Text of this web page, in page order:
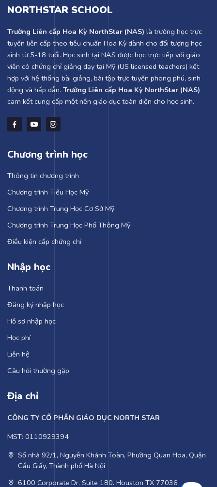
NORTHSTAR SCHOOL
Trường Liên cấp Hoa Kỳ NorthStar (NAS) là trường học trực
tuyến liên cấp theo tiêu chuẩn Hoa Kỳ dành cho đối tượng học
sinh từ 5-18 tuổi. Học sinh tại NAS được học trực tiếp với giáo
viên có chứng chỉ giảng dạy tại Mỹ (US licensed teachers) kết
hợp với hệ thống bài giảng, bài tập trực tuyến phong phú, sinh
động và hấp dẫn. Trường Liên cấp Hoa Kỳ NorthStar (NAS)
cam kết cung cấp một nền giáo dục toàn diện cho học sinh.
Chương trình học
Thông tin chương trình
Chương trình Tiểu Học Mỹ
Chương trình Trung Học Cơ Sở Mỹ
Chương trình Trung Học Phổ Thông Mỹ
Điều kiện cấp chứng chỉ
Nhập học
Thanh toán
Đăng ký nhập học
Hồ sơ nhập học
Học phí
Liên hệ
Câu hỏi thường gặp
Địa chỉ
CÔNG TY CỔ PHẦN GIÁO DỤC NORTH STAR
MST: 0110929394
Số nhà 92/1, Nguyễn Khánh Toàn, Phường Quan Hoa, Quận
Cầu Giấy, Thành phố Hà Nội
6100 Corporate Dr. Suite 180. Houston TX 77036